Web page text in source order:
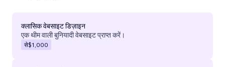
क्लासिक वेबसाइट डिज़ाइन
एक थीम वाली बुनियादी वेबसाइट प्राप्त करें।
से$1,000